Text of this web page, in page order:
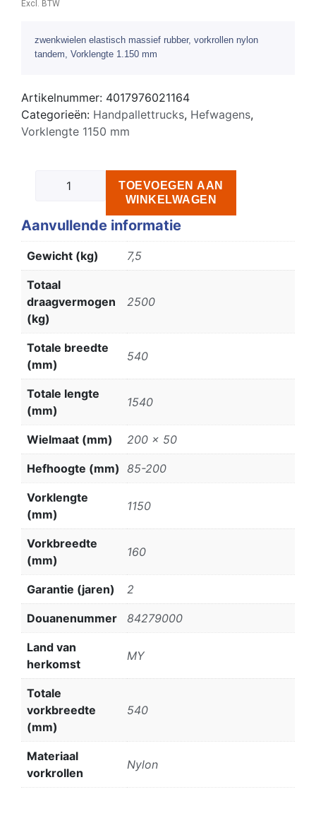
Excl. BTW
zwenkwielen elastisch massief rubber, vorkrollen nylon
tandem, Vorklengte 1.150 mm
Artikelnummer: 4017976021164
Categorieën: Handpallettrucks, Hefwagens,
Vorklengte 1150 mm
TOEVOEGEN AAN
WINKELWAGEN
Aanvullende informatie
Gewicht (kg) 7,5
Totaal
draagvermogen
(kg)
2500
Totale breedte
(mm)
540
Totale lengte
(mm)
1540
Wielmaat (mm) 200 x 50
Hefhoogte (mm) 85-200
Vorklengte
(mm)
1150
Vorkbreedte
(mm)
160
Garantie (jaren) 2
Douanenummer 84279000
Land van
herkomst
MY
Totale
vorkbreedte
(mm)
540
Materiaal
vorkrollen
Nylon